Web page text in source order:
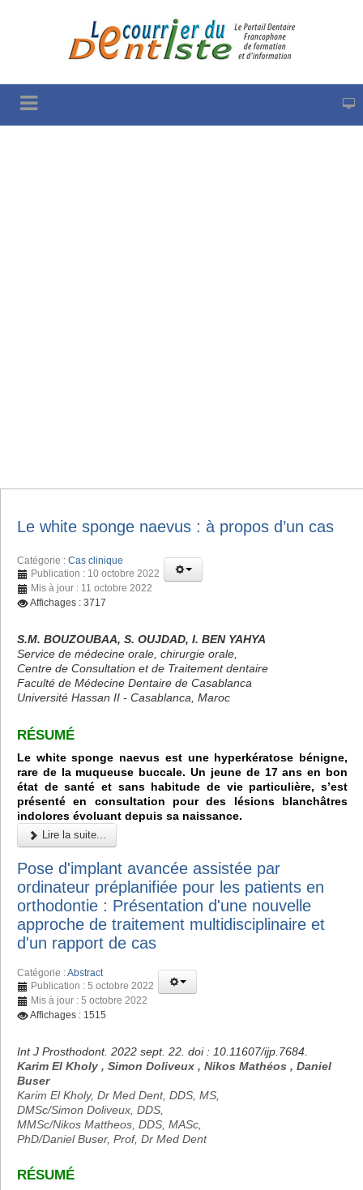
Le white sponge naevus : à propos d’un cas
Catégorie : Cas clinique
Publication : 10 octobre 2022
Mis à jour : 11 octobre 2022
Affichages : 3717
S.M. BOUZOUBAA, S. OUJDAD, I. BEN YAHYA
Service de médecine orale, chirurgie orale,
Centre de Consultation et de Traitement dentaire
Faculté de Médecine Dentaire de Casablanca
Université Hassan II - Casablanca, Maroc
RÉSUMÉ
Le white sponge naevus est une hyperkératose bénigne,
rare de la muqueuse buccale. Un jeune de 17 ans en bon
état de santé et sans habitude de vie particulière, s’est
présenté en consultation pour des lésions blanchâtres
indolores évoluant depuis sa naissance.
Lire la suite...
Pose d'implant avancée assistée par
ordinateur préplanifiée pour les patients en
orthodontie : Présentation d'une nouvelle
approche de traitement multidisciplinaire et
d'un rapport de cas
Catégorie :Abstract
Publication : 5 octobre 2022
Mis à jour : 5 octobre 2022
Affichages : 1515
Int J Prosthodont. 2022 sept. 22. doi : 10.11607/ijp.7684.
Karim El Kholy , Simon Doliveux , Nikos Mathéos , Daniel
Buser
Karim El Kholy, Dr Med Dent, DDS, MS,
DMSc/Simon Doliveux, DDS,
MMSc/Nikos Mattheos, DDS, MASc,
PhD/Daniel Buser, Prof, Dr Med Dent
RÉSUMÉ